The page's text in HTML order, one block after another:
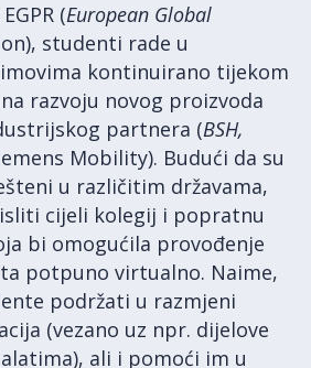
(European Global
studenti rade u
kontinuirano tijekom
razvoju novog proizvoda
partnera (BSH,
Mobility). Budući da su
u različitim državama,
cijeli kolegij i popratnu
bi omogućila provođenje
potpuno virtualno. Naime,
podržati u razmjeni
(vezano uz npr. dijelove
ali i pomoći im u